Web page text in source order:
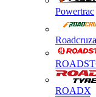
Powertrac
Roadcruza
ROADX